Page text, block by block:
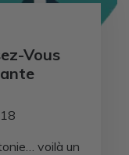
Vous
voilà un